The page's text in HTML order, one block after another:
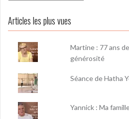
Articles les plus vues
Martine : 77 ans
générosité
Séance de Hatha
Yannick : Ma